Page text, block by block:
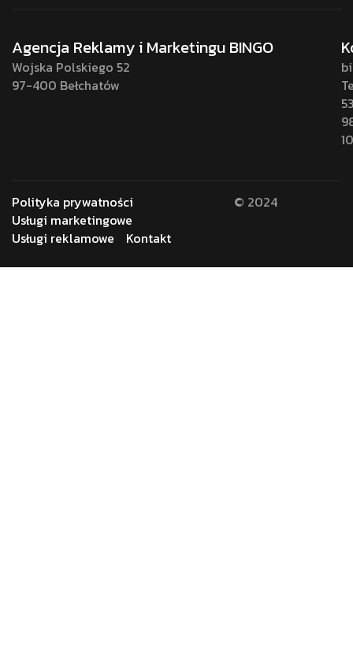
Agencja Reklamy i Marketingu BINGO
Wojska Polskiego 52
97-400 Bełchatów
© 2024
Polityka prywatności
Usługi marketingowe
Usługi reklamowe
Kontakt